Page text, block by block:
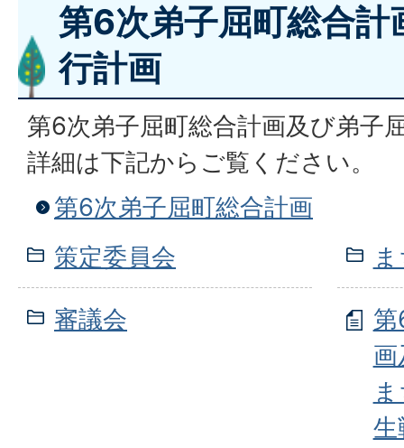
第6次弟子屈町総合計
行計画
第6次弟子屈町総合計画及び弟子
詳細は下記からご覧ください。
第6次弟子屈町総合計画
策定委員会
審議会
生